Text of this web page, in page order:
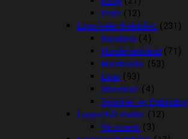
Petit (12)
Liner/seler/halsbånd (231)
Bandana (4)
Hundehalsbånd (71)
Hundeseler (53)
Liner (93)
Showliner (4)
Sporliner og Opbinding
Loppe/flåt midler (12)
Vetocanis (3)